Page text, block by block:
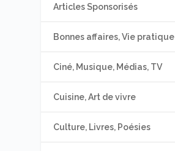
Articles Sponsorisés
Bonnes affaires, Vie pratique
Ciné, Musique, Médias, TV
Cuisine, Art de vivre
Culture, Livres, Poésies